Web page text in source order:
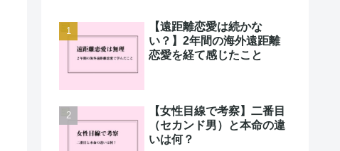
【遠距離恋愛は続かな
い？】2年間の海外遠距離
恋愛を経て感じたこと
【女性目線で考察】二番目
（セカンド男）と本命の違
いは何？